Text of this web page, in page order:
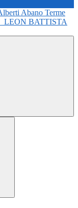
LEON BATTISTA